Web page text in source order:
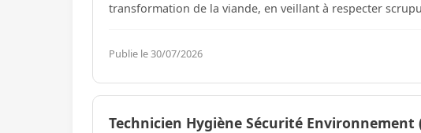
transformation de la viande, en veillant à respecter
Publie le 30/07/2026
Technicien Hygiène Sécurité Environnement